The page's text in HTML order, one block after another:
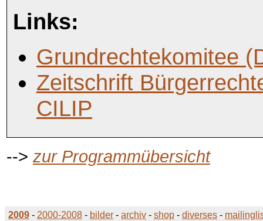
Links:
Grundrechtekomitee
Zeitschrift
CILIP
--> zur Programmübersicht
2009 - 2000-2008 - bilder - archiv - shop - diverses -